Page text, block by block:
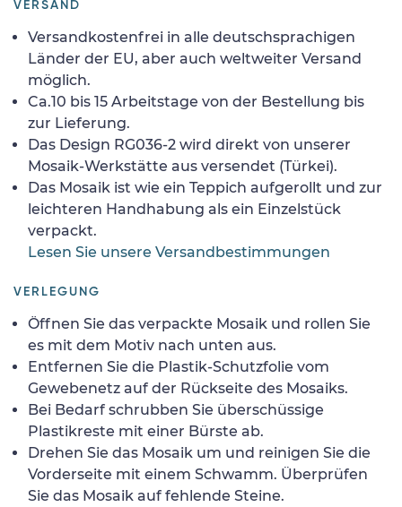
VERSAND
Versandkostenfrei in alle deutschsprachigen
Länder der EU, aber auch weltweiter Versand
möglich.
Ca.10 bis 15 Arbeitstage von der Bestellung bis
zur Lieferung.
Das Design RG036-2 wird direkt von unserer
Mosaik-Werkstätte aus versendet (Türkei).
Das Mosaik ist wie ein Teppich aufgerollt und zur
leichteren Handhabung als ein Einzelstück
verpackt.
Lesen Sie unsere Versandbestimmungen
VERLEGUNG
Öffnen Sie das verpackte Mosaik und rollen Sie
es mit dem Motiv nach unten aus.
Entfernen Sie die Plastik-Schutzfolie vom
Gewebenetz auf der Rückseite des Mosaiks.
Bei Bedarf schrubben Sie überschüssige
Plastikreste mit einer Bürste ab.
Drehen Sie das Mosaik um und reinigen Sie die
Vorderseite mit einem Schwamm. Überprüfen
Sie das Mosaik auf fehlende Steine.